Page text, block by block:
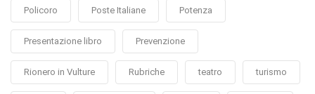
Policoro Poste Italiane Potenza
Presentazione libro Prevenzione
Rionero in Vulture Rubriche teatro turismo